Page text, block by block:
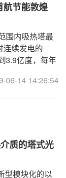
航节能敦煌
围内吸热塔最
连续发电的
3.9亿度，每年
，央视财经频道
06-14 14:26:54
质的塔式光
型模块化的以